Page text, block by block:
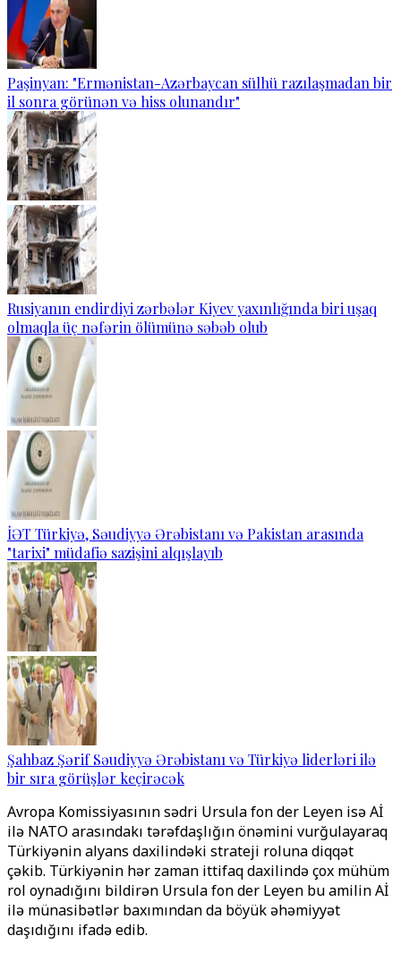
Paşinyan: "Ermənistan-Azərbaycan sülhü razılaşmadan bir
il sonra görünən və hiss olunandır"
Rusiyanın endirdiyi zərbələr Kiyev yaxınlığında biri uşaq
olmaqla üç nəfərin ölümünə səbəb olub
İƏT Türkiyə, Səudiyyə Ərəbistanı və Pakistan arasında
"tarixi" müdafiə sazişini alqışlayıb
Şahbaz Şərif Səudiyyə Ərəbistanı və Türkiyə liderləri ilə
bir sıra görüşlər keçirəcək
Avropa Komissiyasının sədri Ursula fon der Leyen isə Aİ
ilə NATO arasındakı tərəfdaşlığın önəmini vurğulayaraq
Türkiyənin alyans daxilindəki strateji roluna diqqət
çəkib. Türkiyənin hər zaman ittifaq daxilində çox mühüm
rol oynadığını bildirən Ursula fon der Leyen bu amilin Aİ
ilə münasibətlər baxımından da böyük əhəmiyyət
daşıdığını ifadə edib.